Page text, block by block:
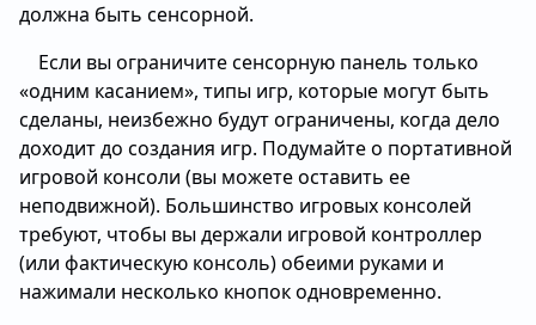
должна быть сенсорной.
Если вы ограничите сенсорную панель только
«одним касанием», типы игр, которые могут быть
сделаны, неизбежно будут ограничены, когда дело
доходит до создания игр. Подумайте о портативной
игровой консоли (вы можете оставить ее
неподвижной). Большинство игровых консолей
требуют, чтобы вы держали игровой контроллер
(или фактическую консоль) обеими руками и
нажимали несколько кнопок одновременно.